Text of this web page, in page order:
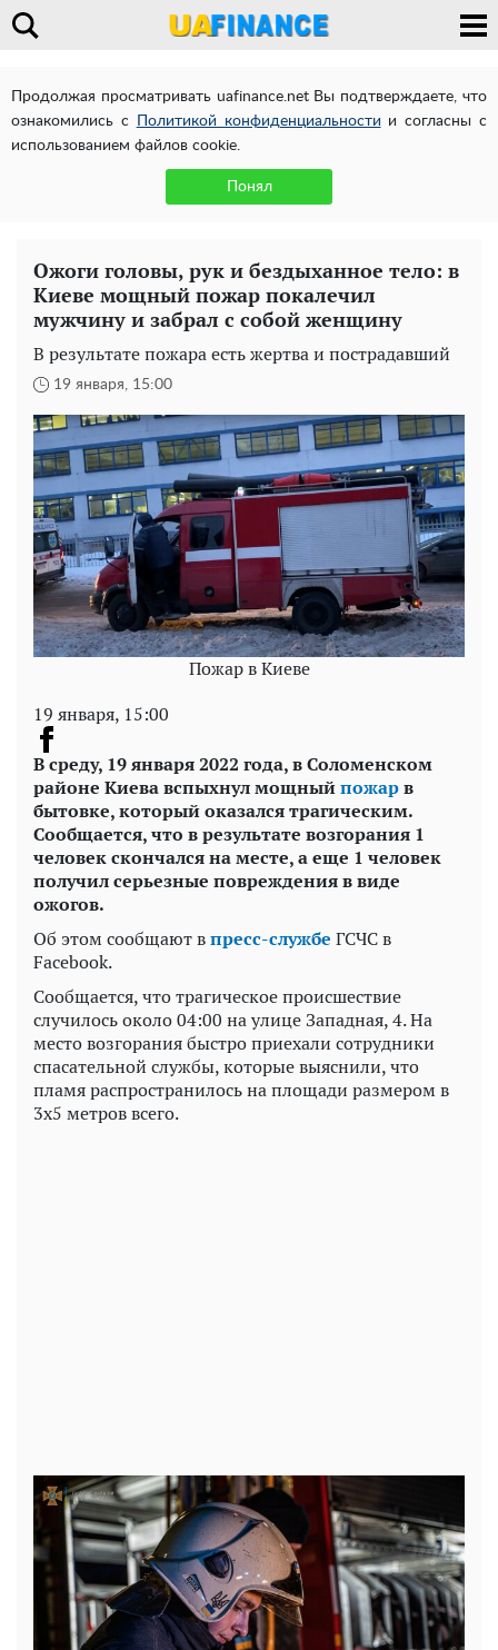
Продолжая просматривать uafinance.net Вы подтверждаете, что
ознакомились с
Политикой конфиденциальности и согласны с
использованием файлов cookie.
Понял
Ожоги головы, рук и бездыханное тело: в
Киеве мощный пожар покалечил
мужчину и забрал с собой женщину
В результате пожара есть жертва и пострадавший
19 января, 15:00
Пожар в Киеве
19 января, 15:00
В среду, 19 января 2022 года, в Соломенском
районе Киева вспыхнул мощныйпожарв
бытовке, который оказался трагическим.
Сообщается, что в результате возгорания 1
человек скончался на месте, а еще 1 человек
получил серьезные повреждения в виде
ожогов.
Об этом сообщают впресс-службе ГСЧС в
Facebook.
Сообщается, что трагическое происшествие
случилось около 04:00 на улице Западная, 4. На
место возгорания быстро приехали сотрудники
спасательной службы, которые выяснили, что
пламя распространилось на площади размером в
3х5 метров всего.